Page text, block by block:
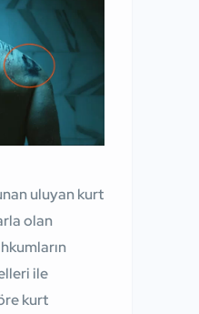
uluyan kurt
olan
ile
kurt